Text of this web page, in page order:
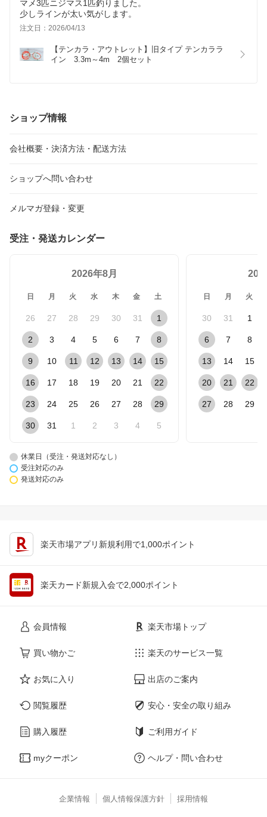
マメ3匹ニジマス1匹釣りました。
少しラインが太い気がします。
注文日：2026/04/13
【テンカラ・アウトレット】旧タイプ テンカララ
イン　3.3m～4m　2個セット
ショップ情報
会社概要・決済方法・配送方法
ショップへ問い合わせ
メルマガ登録・変更
受注・発送カレンダー
2026年8月
日 月 火 水 木 金 土
26 27 28 29 30 31 1
2 3 4 5 6 7 8
9 10 11 12 13 14 15
16 17 18 19 20 21 22
23 24 25 26 27 28 29
30 31 1 2 3 4 5
日 月 火
30 31 1
6 7 8
13 14 15
20 21 22
27 28 29
休業日（受注・発送対応なし）
受注対応のみ
発送対応のみ
楽天市場アプリ新規利用で1,000ポイント
楽天カード新規入会で2,000ポイント
会員情報
買い物かご
お気に入り
閲覧履歴
購入履歴
myクーポン
楽天市場トップ
楽天のサービス一覧
出店のご案内
安心・安全の取り組み
ご利用ガイド
ヘルプ・問い合わせ
企業情報 個人情報保護方針 採用情報